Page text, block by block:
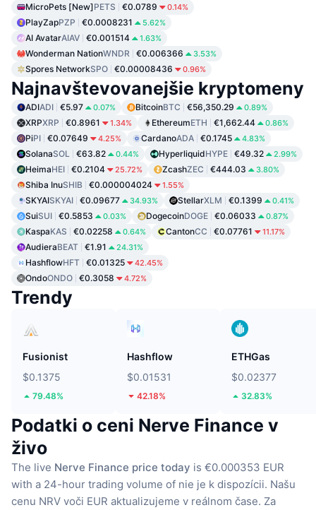
MicroPets [New]PETS €0.0789 0.14%
PlayZapPZP €0.0008231 5.62%
AI AvatarAIAV €0.001514 1.63%
Wonderman NationWNDR €0.006366 3.53%
Spores NetworkSPO €0.00008436 0.96%
Najnavštevovanejšie kryptomeny
ADIADI €5.97 0.07% BitcoinBTC €56,350.29 0.89%
XRPXRP €0.8961 1.34% EthereumETH €1,662.44 0.86%
PiPI €0.07649 4.25% CardanoADA €0.1745 4.83%
SolanaSOL €63.82 0.44% HyperliquidHYPE €49.32 2.99%
HeimaHEI €0.2104 25.72% ZcashZEC €444.03 3.80%
Shiba InuSHIB €0.000004024 1.55%
SKYAISKYAI €0.09677 34.93% StellarXLM €0.1399 0.41%
SuiSUI €0.5853 0.03% DogecoinDOGE €0.06033 0.87%
KaspaKAS €0.02258 0.64% CantonCC €0.07761 11.17%
AudieraBEAT €1.91 24.31%
HashflowHFT €0.01325 42.45%
OndoONDO €0.3058 4.72%
Trendy
Fusionist
$0.1375
79.48%
Hashflow
$0.01531
42.18%
ETHGas
$0.02377
32.83%
Podatki o ceni Nerve Finance v
živo
The live Nerve Finance price today is €0.000353 EUR
with a 24-hour trading volume of nie je k dispozícii. Našu
cenu NRV voči EUR aktualizujeme v reálnom čase. Za